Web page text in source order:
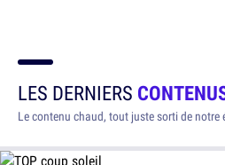
LES DERNIERS
Le contenu chaud, tout juste sorti de notre